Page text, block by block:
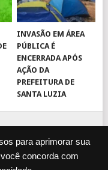
para aprimorar sua
concorda com
INVASÃO EM ÁREA
PÚBLICA É
ENCERRADA APÓS
AÇÃO DA
PREFEITURA DE
SANTA LUZIA